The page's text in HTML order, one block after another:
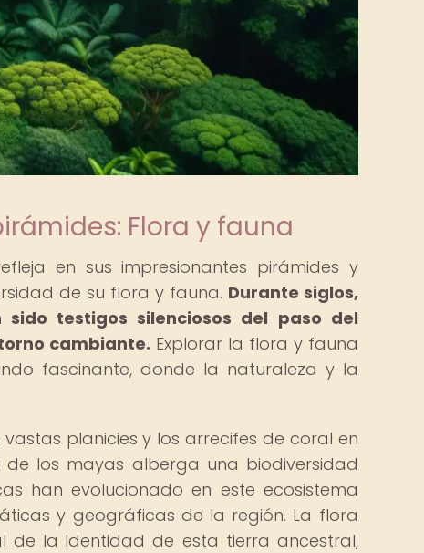
Flora y fauna
en sus impresionantes pirámides y
de su flora y fauna. Durante siglos,
testigos silenciosos del paso del
cambiante. Explorar la flora y fauna
fascinante, donde la naturaleza y la
planicies y los arrecifes de coral en
los mayas alberga una biodiversidad
han evolucionado en este ecosistema
y geográficas de la región. La flora
de la identidad de esta tierra ancestral,